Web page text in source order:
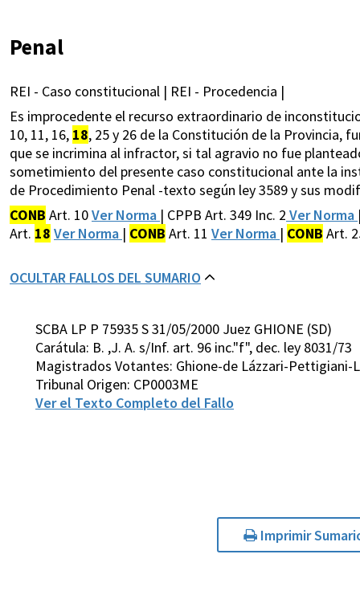
Penal
REI - Caso constitucional | REI - Procedencia |
Es improcedente el recurso extraordinario de
10, 11, 16, 18, 25 y 26 de la Constitución de la Provincia,
que se incrimina al infractor, si tal agravio no fue
sometimiento del presente caso constitucional ante la
de Procedimiento Penal -texto según ley 3589 y sus
CONB Art. 10Ver Norma | CPPB Art. 349 Inc. 2 Ver Norma
Art. 18 Ver Norma | CONB Art. 11 Ver Norma | CONB Art.
OCULTAR FALLOS DEL SUMARIO
SCBA LP P 75935 S 31/05/2000 Juez GHIONE (SD)
Carátula: B. ,J. A. s/Inf. art. 96 inc."f", dec. ley 8031/73
Magistrados Votantes: Ghione-de Lázzari-Pettigiani-
Tribunal Origen: CP0003ME
Ver el Texto Completo del Fallo
Imprimir